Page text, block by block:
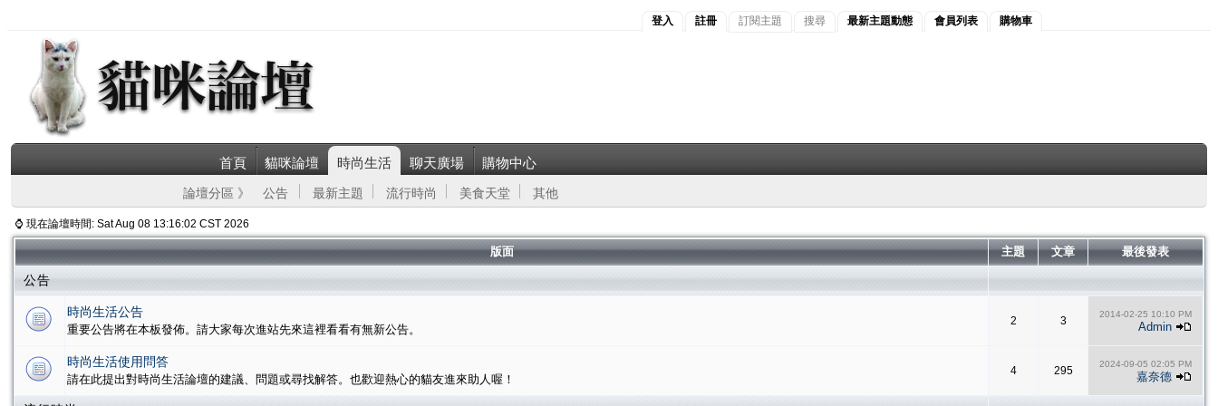
登入 註冊 訂閱主題 搜尋 最新主題動態 會員列表 購物車
首頁 貓咪論壇 時尚生活 聊天廣場 購物中心
論壇分區 》 公告 最新主題 流行時尚 美食天堂 其他
⌚ 現在論壇時間: Sat Aug 08 13:16:02 CST 2026
版面 主題 文章 最後發表
公告
時尚生活公告
重要公告將在本板發佈。請大家每次進站先來這裡看看有無新公告。
2 3
2014-02-25 10:10 PM
Admin
時尚生活使用問答
請在此提出對時尚生活論壇的建議、問題或尋找解答。也歡迎熱心的貓友進來助人喔！
4 295
2024-09-05 02:05 PM
嘉奈德